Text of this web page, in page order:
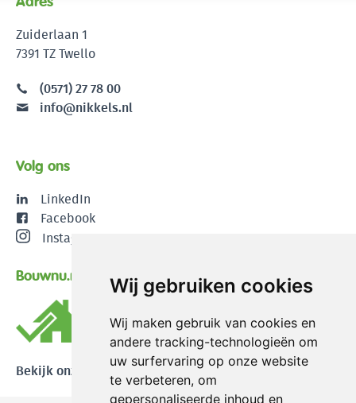
Wij gebruiken cookies
Wij maken gebruik van cookies en
andere tracking-technologieën om
uw surfervaring op onze website
te verbeteren, om
gepersonaliseerde inhoud en
Zuiderlaan 1
7391 TZ Twello
(0571) 27 78 00
info@nikkels.nl
Volg ons
LinkedIn
Facebook
Instagram
Bouwnu.nl
Bekijk onze reviews